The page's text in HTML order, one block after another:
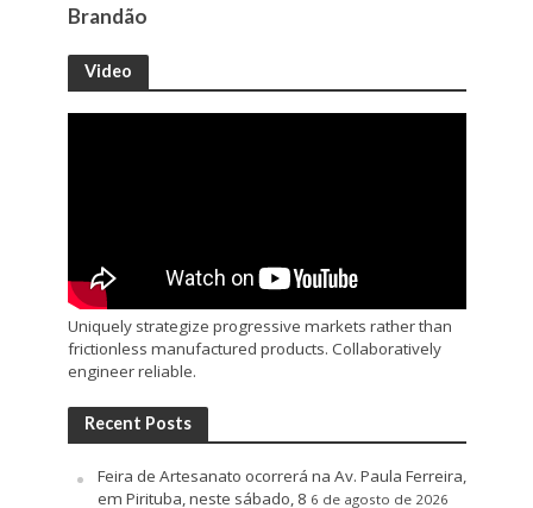
Brandão
Video
Uniquely strategize progressive markets rather than
frictionless manufactured products. Collaboratively
engineer reliable.
Recent Posts
Feira de Artesanato ocorrerá na Av. Paula Ferreira,
em Pirituba, neste sábado, 8 6 de agosto de 2026